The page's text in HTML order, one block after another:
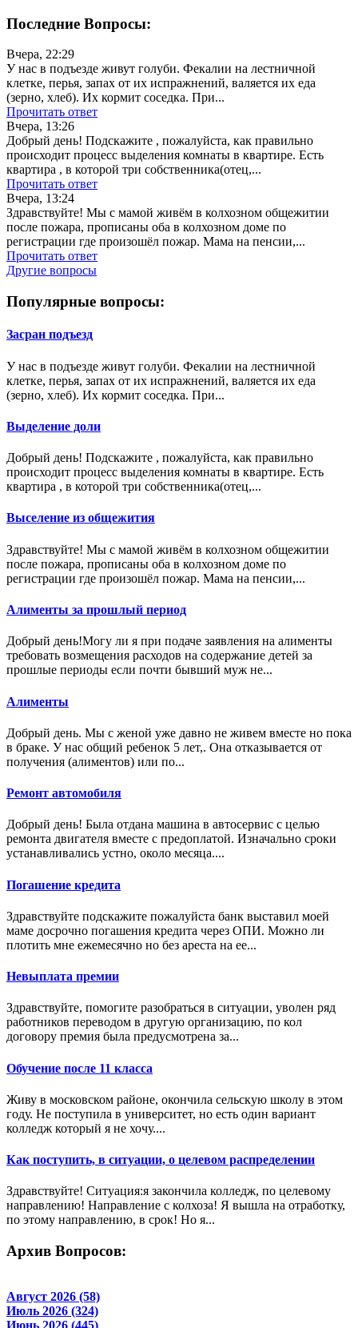
Последние Вопросы:
Вчера, 22:29
У нас в подъезде живут голуби. Фекалии на лестничной
клетке, перья, запах от их испражнений, валяется их еда
(зерно, хлеб). Их кормит соседка. При...
Прочитать ответ
Вчера, 13:26
Добрый день! Подскажите , пожалуйста, как правильно
происходит процесс выделения комнаты в квартире. Есть
квартира , в которой три собственника(отец,...
Прочитать ответ
Вчера, 13:24
Здравствуйте! Мы с мамой живём в колхозном общежитии
после пожара, прописаны оба в колхозном доме по
регистрации где произошёл пожар. Мама на пенсии,...
Прочитать ответ
Другие вопросы
Популярные вопросы:
Засран подъезд
У нас в подъезде живут голуби. Фекалии на лестничной
клетке, перья, запах от их испражнений, валяется их еда
(зерно, хлеб). Их кормит соседка. При...
Выделение доли
Добрый день! Подскажите , пожалуйста, как правильно
происходит процесс выделения комнаты в квартире. Есть
квартира , в которой три собственника(отец,...
Выселение из общежития
Здравствуйте! Мы с мамой живём в колхозном общежитии
после пожара, прописаны оба в колхозном доме по
регистрации где произошёл пожар. Мама на пенсии,...
Алименты за прошлый период
Добрый день!Могу ли я при подаче заявления на алименты
требовать возмещения расходов на содержание детей за
прошлые периоды если почти бывший муж не...
Алименты
Добрый день. Мы с женой уже давно не живем вместе но пока
в браке. У нас общий ребенок 5 лет,. Она отказывается от
получения (алиментов) или по...
Ремонт автомобиля
Добрый день! Была отдана машина в автосервис с целью
ремонта двигателя вместе с предоплатой. Изначально сроки
устанавливались устно, около месяца....
Погашение кредита
Здравствуйте подскажите пожалуйста банк выставил моей
маме досрочно погашения кредита через ОПИ. Можно ли
плотить мне ежемесячно но без ареста на ее...
Невыплата премии
Здравствуйте, помогите разобраться в ситуации, уволен ряд
работников переводом в другую организацию, по кол
договору премия была предусмотрена за...
Обучение после 11 класса
Живу в московском районе, окончила сельскую школу в этом
году. Не поступила в университет, но есть один вариант
колледж который я не хочу....
Как поступить, в ситуации, о целевом распределении
Здравствуйте! Ситуация:я закончила колледж, по целевому
направлению! Направление с колхоза! Я вышла на отработку,
по этому направлению, в срок! Но я...
Архив Вопросов:
Август 2026 (58)
Июль 2026 (324)
Июнь 2026 (445)